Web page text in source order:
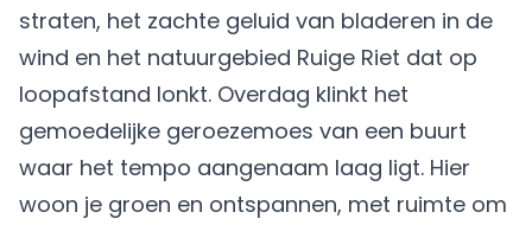
straten, het zachte geluid van bladeren in de
wind en het natuurgebied Ruige Riet dat op
loopafstand lonkt. Overdag klinkt het
gemoedelijke geroezemoes van een buurt
waar het tempo aangenaam laag ligt. Hier
woon je groen en ontspannen, met ruimte om